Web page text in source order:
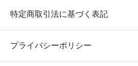
特定商取引法に基づく表記
プライバシーポリシー